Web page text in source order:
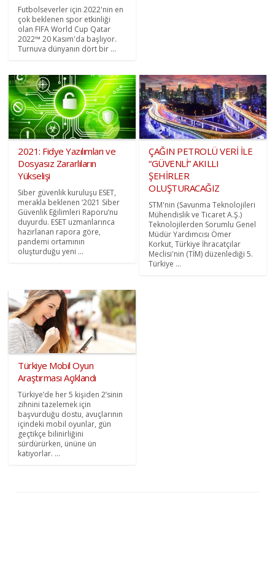
Futbolseverler için 2022'nin en
çok beklenen spor etkinliği
olan FIFA World Cup Qatar
2022™ 20 Kasım'da başlıyor.
Turnuva dünyanın dört bir ...
2021: Fidye Yazılımları ve
Dosyasız Zararlıların
Yükselişi
Siber güvenlik kuruluşu ESET,
merakla beklenen ‘2021 Siber
Güvenlik Eğilimleri Raporu’nu
duyurdu. ESET uzmanlarınca
hazırlanan rapora göre,
pandemi ortamının
oluşturduğu yeni ...
ÇAĞIN PETROLÜ VERİ İLE
“GÜVENLİ” AKILLI
ŞEHİRLER
OLUŞTURACAĞIZ
STM'nin (Savunma Teknolojileri
Mühendislik ve Ticaret A.Ş.)
Teknolojilerden Sorumlu Genel
Müdür Yardımcısı Ömer
Korkut, Türkiye İhracatçılar
Meclisi'nin (TİM) düzenlediği 5.
Türkiye ...
Türkiye Mobil Oyun
Araştırması Açıklandı
Türkiye’de her 5 kişiden 2’sinin
zihnini tazelemek için
başvurduğu dostu, avuçlarının
içindeki mobil oyunlar, gün
geçtikçe bilinirliğini
sürdürürken, ününe ün
katıyorlar. ...